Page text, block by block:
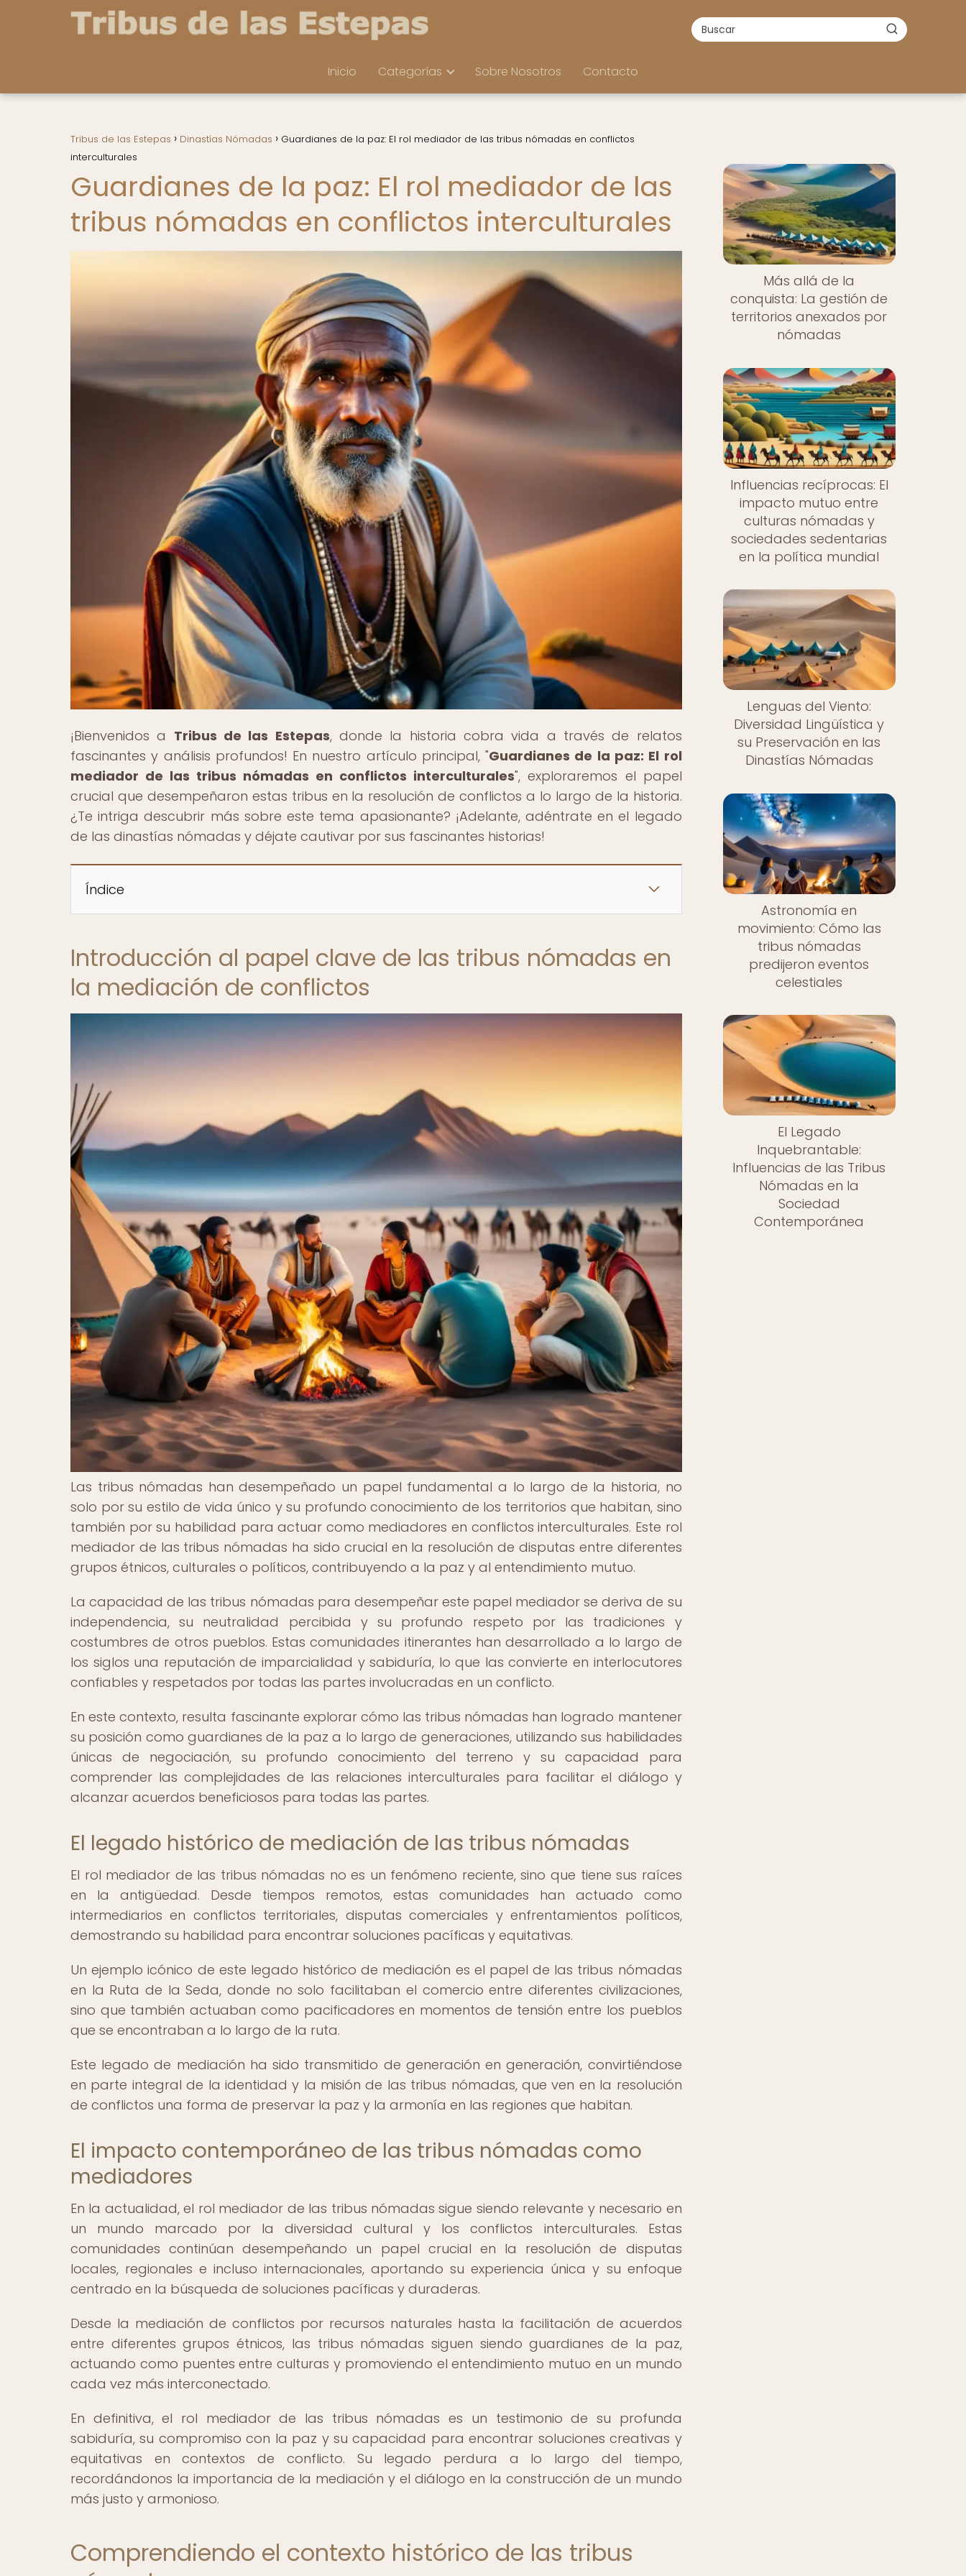
Inicio Categorías Sobre Nosotros Contacto
Tribus de las Estepas Dinastías Nómadas
Guardianes de la paz: El rol mediador de las tribus nómadas en conflictos
interculturales
Guardianes de la paz: El rol mediador de las
tribus nómadas en conflictos interculturales
¡Bienvenidos a Tribus de las Estepas, donde la historia cobra vida a través de relatos
fascinantes y análisis profundos! En nuestro artículo principal, "Guardianes de la paz: El rol
mediador de las tribus nómadas en conflictos interculturales", exploraremos el papel
crucial que desempeñaron estas tribus en la resolución de conflictos a lo largo de la historia.
¿Te intriga descubrir más sobre este tema apasionante? ¡Adelante, adéntrate en el legado
de las dinastías nómadas y déjate cautivar por sus fascinantes historias!
Índice
Introducción al papel clave de las tribus nómadas en
la mediación de conflictos
Las tribus nómadas han desempeñado un papel fundamental a lo largo de la historia, no
solo por su estilo de vida único y su profundo conocimiento de los territorios que habitan, sino
también por su habilidad para actuar como mediadores en conflictos interculturales. Este rol
mediador de las tribus nómadas ha sido crucial en la resolución de disputas entre diferentes
grupos étnicos, culturales o políticos, contribuyendo a la paz y al entendimiento mutuo.
La capacidad de las tribus nómadas para desempeñar este papel mediador se deriva de su
independencia, su neutralidad percibida y su profundo respeto por las tradiciones y
costumbres de otros pueblos. Estas comunidades itinerantes han desarrollado a lo largo de
los siglos una reputación de imparcialidad y sabiduría, lo que las convierte en interlocutores
confiables y respetados por todas las partes involucradas en un conflicto.
En este contexto, resulta fascinante explorar cómo las tribus nómadas han logrado mantener
su posición como guardianes de la paz a lo largo de generaciones, utilizando sus habilidades
únicas de negociación, su profundo conocimiento del terreno y su capacidad para
comprender las complejidades de las relaciones interculturales para facilitar el diálogo y
alcanzar acuerdos beneficiosos para todas las partes.
El legado histórico de mediación de las tribus nómadas
El rol mediador de las tribus nómadas no es un fenómeno reciente, sino que tiene sus raíces
en la antigüedad. Desde tiempos remotos, estas comunidades han actuado como
intermediarios en conflictos territoriales, disputas comerciales y enfrentamientos políticos,
demostrando su habilidad para encontrar soluciones pacíficas y equitativas.
Un ejemplo icónico de este legado histórico de mediación es el papel de las tribus nómadas
en la Ruta de la Seda, donde no solo facilitaban el comercio entre diferentes civilizaciones,
sino que también actuaban como pacificadores en momentos de tensión entre los pueblos
que se encontraban a lo largo de la ruta.
Este legado de mediación ha sido transmitido de generación en generación, convirtiéndose
en parte integral de la identidad y la misión de las tribus nómadas, que ven en la resolución
de conflictos una forma de preservar la paz y la armonía en las regiones que habitan.
El impacto contemporáneo de las tribus nómadas como
mediadores
En la actualidad, el rol mediador de las tribus nómadas sigue siendo relevante y necesario en
un mundo marcado por la diversidad cultural y los conflictos interculturales. Estas
comunidades continúan desempeñando un papel crucial en la resolución de disputas
locales, regionales e incluso internacionales, aportando su experiencia única y su enfoque
centrado en la búsqueda de soluciones pacíficas y duraderas.
Desde la mediación de conflictos por recursos naturales hasta la facilitación de acuerdos
entre diferentes grupos étnicos, las tribus nómadas siguen siendo guardianes de la paz,
actuando como puentes entre culturas y promoviendo el entendimiento mutuo en un mundo
cada vez más interconectado.
En definitiva, el rol mediador de las tribus nómadas es un testimonio de su profunda
sabiduría, su compromiso con la paz y su capacidad para encontrar soluciones creativas y
equitativas en contextos de conflicto. Su legado perdura a lo largo del tiempo,
recordándonos la importancia de la mediación y el diálogo en la construcción de un mundo
más justo y armonioso.
Comprendiendo el contexto histórico de las tribus
Más allá de la
conquista: La gestión de
territorios anexados por
nómadas
Influencias recíprocas: El
impacto mutuo entre
culturas nómadas y
sociedades sedentarias
en la política mundial
Lenguas del Viento:
Diversidad Lingüística y
su Preservación en las
Dinastías Nómadas
Astronomía en
movimiento: Cómo las
tribus nómadas
predijeron eventos
celestiales
El Legado
Inquebrantable:
Influencias de las Tribus
Nómadas en la
Sociedad
Contemporánea